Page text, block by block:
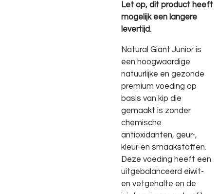
Let op, dit product heeft
mogelijk een langere
levertijd.
Natural Giant Junior is
een hoogwaardige
natuurlijke en gezonde
premium voeding op
basis van kip die
gemaakt is zonder
chemische
antioxidanten, geur-,
kleur-en smaakstoffen.
Deze voeding heeft een
uitgebalanceerd eiwit-
en vetgehalte en de